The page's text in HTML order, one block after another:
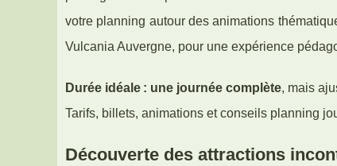
votre planning autour des animations
Vulcania Auvergne, pour une expérience
Durée idéale : une journée complète, mais
Tarifs, billets, animations et conseils planning
Découverte des attractions